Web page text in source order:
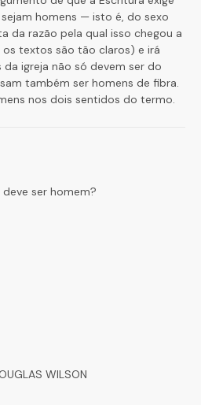
homens — isto é, do sexo
da razão pela qual isso chegou a
textos são tão claros) e irá
igreja não só devem ser do
também ser homens de fibra.
nos dois sentidos do termo.
ser homem?
WILSON